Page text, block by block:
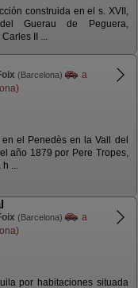
construida en el s. XVII,
Guerau de Peguera,
II ...
(Barcelona)
a
el Penedès en la Vall del
año 1879 por Pere Tropes,
h ...
(Barcelona)
a
por habitaciones situada